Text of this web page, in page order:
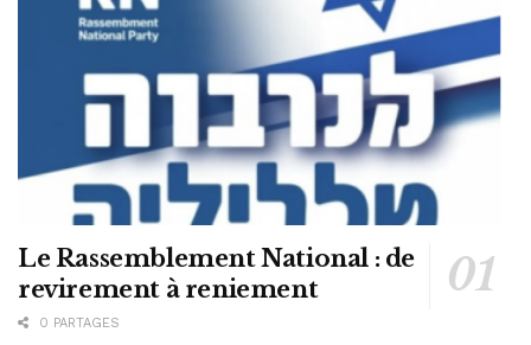
Le Rassemblement National : de
revirement à reniement
0 PARTAGES